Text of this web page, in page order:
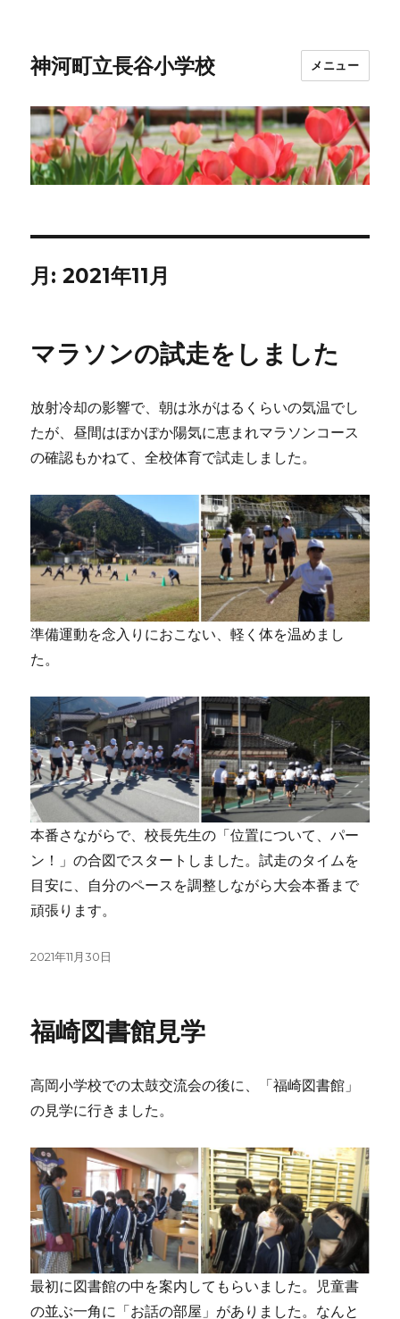
神河町立長谷小学校 メニュー
月:2021年11月
マラソンの試走をしました
放射冷却の影響で、朝は氷がはるくらいの気温でし
たが、昼間はぽかぽか陽気に恵まれマラソンコース
の確認もかねて、全校体育で試走しました。
準備運動を念入りにおこない、軽く体を温めまし
た。
本番さながらで、校長先生の「位置について、パー
ン！」の合図でスタートしました。試走のタイムを
目安に、自分のペースを調整しながら大会本番まで
頑張ります。
投
2021年11月30日
福崎図書館見学
高岡小学校での太鼓交流会の後に、「福崎図書館」
の見学に行きました。
最初に図書館の中を案内してもらいました。児童書
の並ぶ一角に「お話の部屋」がありました。なんと